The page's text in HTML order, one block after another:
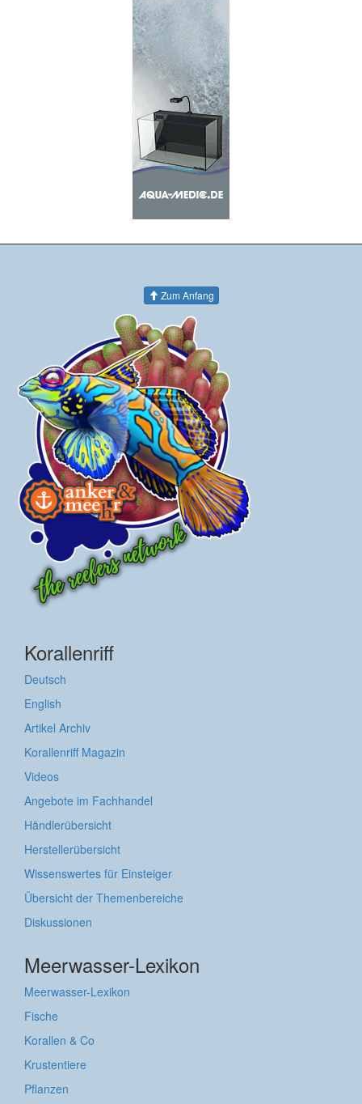
Zum Anfang
Korallenriff
Deutsch
English
Artikel Archiv
Korallenriff Magazin
Videos
Angebote im Fachhandel
Händlerübersicht
Herstellerübersicht
Wissenswertes für Einsteiger
Übersicht der Themenbereiche
Diskussionen
Meerwasser-Lexikon
Meerwasser-Lexikon
Fische
Korallen & Co
Krustentiere
Pflanzen